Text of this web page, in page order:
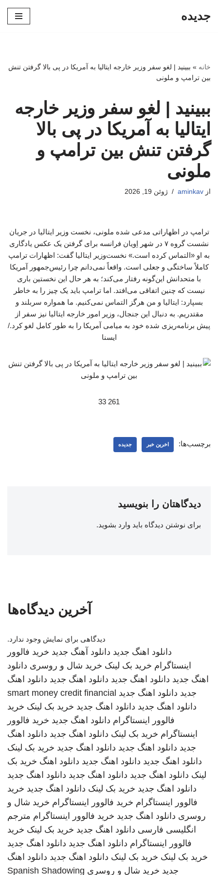
جدیده
خانه » ببینید | لغو سفر وزیر خارجه ایتالیا به آمریکا در پی بالا گرفتن تنش
بین ترامپ و ملونی
ببینید | لغو سفر وزیر خارجه
ایتالیا به آمریکا در پی بالا
گرفتن تنش بین ترامپ و
ملونی
از aminkav ژوئن 19, 2026
ترامپ در اظهاراتی مدعی شده ملونی، نخست وزیر ایتالیا در جریان
نشست گروه ۷ در شهر اِویان فرانسه برای گرفتن یک عکس یادگاری
به او «التماس کرده است.» نخست‌وزیر ایتالیا گفت: اظهارات ترامپ
کاملاً ساختگی و جعلی است. واقعاً نمی‌دانم چرا رئیس‌جمهور آمریکا
با متحدانش این‌گونه رفتار می‌کند؛ به هر حال این نخستین باری
نیست که چنین اتفاقی می‌افتد. اما ترامپ باید یک چیز را به خاطر
بسپارد: ایتالیا و من هرگز التماس نمی‌کنیم. ما همواره سربلند و
مقتدریم. به دنبال این جنجال، وزیر امور خارجه ایتالیا نیز سفر از
پیش برنامه‌ریزی شده خود به میامی آمریکا را به طور کامل لغو کرد./
ایسنا
261 33
برچسب‌ها: اخرین خبر جدیده
دیدگاهتان را بنویسید
برای نوشتن دیدگاه باید وارد بشوید.
آخرین دیدگاه‌ها
دیدگاهی برای نمایش وجود ندارد.
دانلود اهنگ جدید دانلود آهنگ جدید خرید فالوور
اینستاگرام خرید بک لینک خرید شال و روسری دانلود
اهنگ جدید دانلود اهنگ جدید دانلود اهنگ جدید دانلود اهنگ
جدید دانلود اهنگ جدید smart money credit financial
دانلود اهنگ جدید دانلود اهنگ جدید خرید بک لینک خرید
فالوور اینستاگرام دانلود اهنگ جدید خرید فالوور
اینستاگرام خرید بک لینک دانلود اهنگ جدید دانلود اهنگ
جدید دانلود اهنگ جدید دانلود اهنگ جدید خرید بک لینک
دانلود اهنگ جدید دانلود اهنگ جدید دانلود اهنگ خرید بک
لینک دانلود اهنگ جدید دانلود اهنگ جدید دانلود اهنگ جدید
دانلود اهنگ جدید خرید بک لینک دانلود اهنگ جدید خرید
فالوور اینستاگرام خرید فالوور اینستاگرام خرید شال و
روسری دانلود اهنگ جدید خرید فالوور اینستاگرام مترجم
انگلیسی فارسی دانلود اهنگ جدید خرید بک لینک خرید
فالوور اینستاگرام دانلود اهنگ جدید دانلود اهنگ جدید
خرید بک لینک خرید بک لینک دانلود اهنگ جدید دانلود اهنگ
جدید خرید شال و روسری Spanish Shadowing